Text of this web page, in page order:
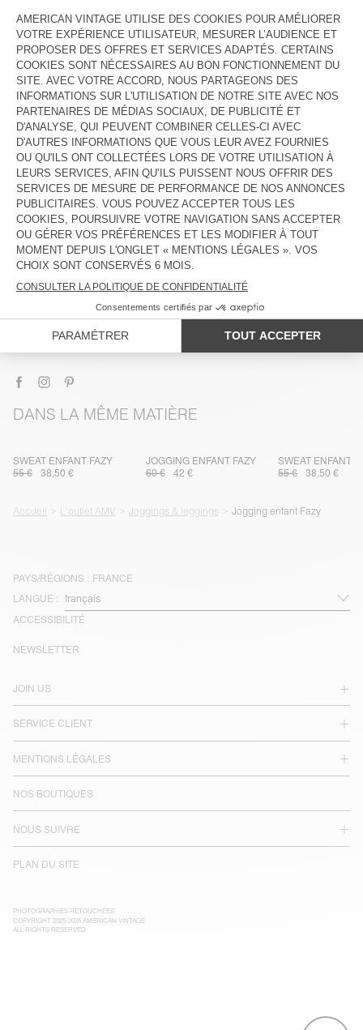
3 5 7 9 11 13
GUIDE DES TAILLES
Livraison estiméeentre le mercredi 12 août et le vendredi 14
août
AJOUTER AU PANIER
VOIR LA DISPONIBILITE EN MAGASIN
DESCRIPTION
TAILLE ET COUPE
COMPOSITION
ENTRETIEN
TRAÇABILITÉ
DANS LA MÊME MATIÈRE
SWEAT ENFANT FAZY
55 €
38,50 €
JOGGING ENFANT FAZY
60 €
42 €
SWEAT ENFANT
55 €
38,50 €
Accueil L'outlet AMV Joggings & leggings Jogging enfant Fazy
PAYS/RÉGIONS : FRANCE
LANGUE :
ACCESSIBILITÉ
JOIN US
SERVICE CLIENT
MENTIONS LÉGALES
NOS BOUTIQUES
NOUS SUIVRE
PLAN DU SITE
NEWSLETTER
PHOTOGRAPHIES RETOUCHÉES
COPYRIGHT 2025-2026 AMERICAN VINTAGE
ALL RIGHTS RESERVED